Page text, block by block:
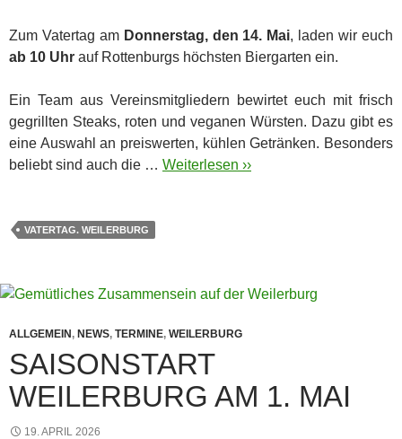
Zum Vatertag am Donnerstag, den 14. Mai, laden wir euch
ab 10 Uhr auf Rottenburgs höchsten Biergarten ein.
Ein Team aus Vereinsmitgliedern bewirtet euch mit frisch
gegrillten Steaks, roten und veganen Würsten. Dazu gibt es
eine Auswahl an preiswerten, kühlen Getränken. Besonders
beliebt sind auch die … Weiterlesen ››
VATERTAG. WEILERBURG
ALLGEMEIN, NEWS, TERMINE, WEILERBURG
SAISONSTART
WEILERBURG AM 1. MAI
19. APRIL 2026